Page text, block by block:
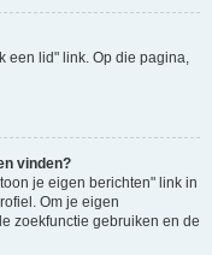
een lid" link. Op die pagina,
vinden?
je eigen berichten" link in
Om je eigen
zoekfunctie gebruiken en de